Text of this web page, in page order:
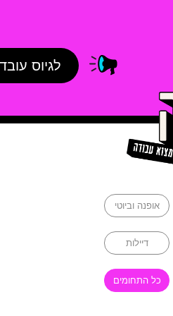
לגיוס
אופנה וביוטי
דיילות
כל התחומים